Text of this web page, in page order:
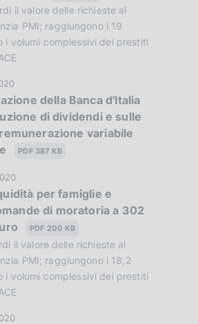
il valore delle richieste al
PMI; raggiungono i 19
i volumi complessivi dei prestiti
della Banca d'Italia
di dividendi e sulle
variabile
PDF 387 KB
per famiglie e
di moratoria a 302
PDF 200 KB
il valore delle richieste al
PMI; raggiungono i 18,2
i volumi complessivi dei prestiti